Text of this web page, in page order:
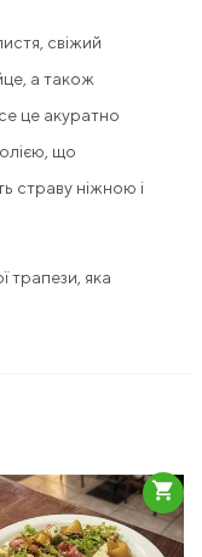
свіжий
а також
це акуратно
що
страву ніжною і
трапези, яка
shopping_cart